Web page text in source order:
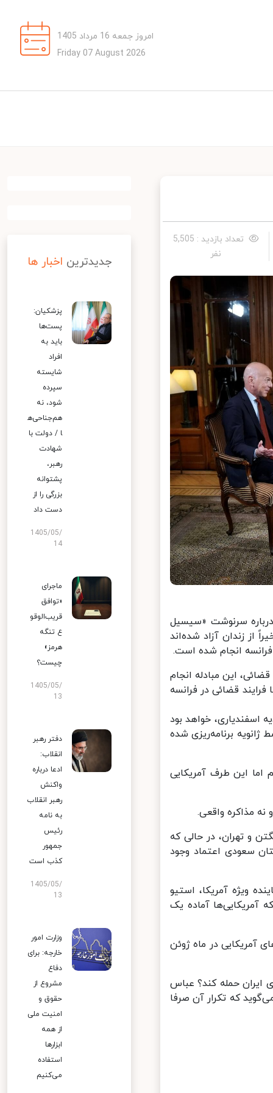
امروز جمعه 16 مرداد 1405
Friday 07 August 2026
تعداد بازدید : 5,505
نفر
در پاسخ به سوالی درباره سرنوشت «سیسیل
زندان آزاد شده‌اند
انجام شده است.
فرایندهای قضائی، این مبادله انجام
قضائی در فرانسه
اسفندیاری، خواهد بود
برنامه‌ریزی شده
این طرف آمریکایی
مذاکره واقعی.
و تهران، در حالی که
سعودی اعتماد وجود
ویژه آمریکا، استیو
آمریکایی‌ها آماده یک
آمریکایی در ماه ژوئن
حمله کند؟ عباس
که تکرار آن صرفا
جدیدترین اخبار ها
پزشکیان:
پست‌ها
باید به
افراد
شایسته
سپرده
شود، نه
هم‌جناحی‌ه
ا / دولت با
شهادت
رهبر،
پشتوانه
بزرگی را از
دست داد
1405/05/
14
ماجرای
«توافق
قریب‌الوقو
ع تنگه
هرمز»
چیست؟
1405/05/
13
دفتر رهبر
انقلاب:
ادعا درباره
واکنش
رهبر انقلاب
به نامه
رئیس
جمهور
کذب است
1405/05/
13
وزارت امور
خارجه: برای
دفاع
مشروع از
حقوق و
امنیت ملی
از همه
ابزارها
استفاده
می‌کنیم